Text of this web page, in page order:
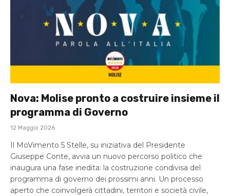
Nova: Molise pronto a costruire insieme il
programma di Governo
12 Maggio 2026
Il MoVimento 5 Stelle, su iniziativa del Presidente
Giuseppe Conte, avvia un nuovo percorso politico che
inaugura una fase inedita: la costruzione condivisa del
programma di governo dei prossimi anni. Un processo
aperto che coinvolgerà cittadini, territori e società civile,